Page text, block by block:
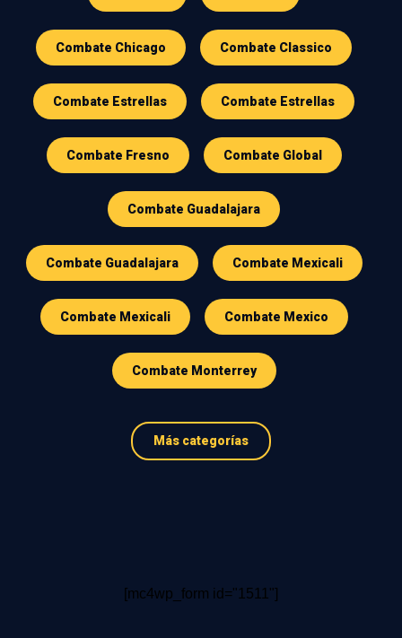
Combate Chicago Combate Classico
Combate Estrellas Combate Estrellas
Combate Fresno Combate Global
Combate Guadalajara
Combate Guadalajara Combate Mexicali
Combate Mexicali Combate Mexico
Combate Monterrey
Más categorías
[mc4wp_form id="1511"]